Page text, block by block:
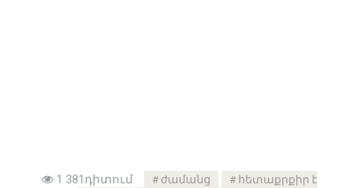
1 381դիտում ժամանց
հետաքրքիր է